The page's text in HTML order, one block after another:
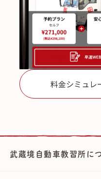
料金シミュレ
武蔵境自動車教習所に